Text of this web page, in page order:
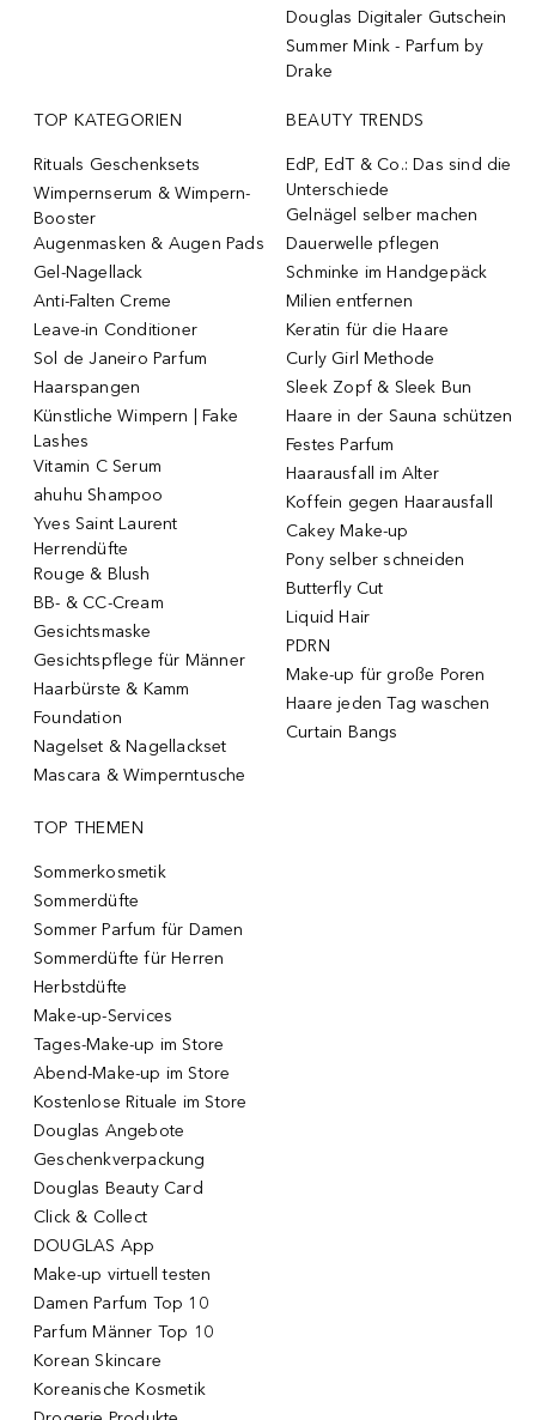
Douglas Digitaler Gutschein
Summer Mink - Parfum by
Drake
TOP KATEGORIEN
Rituals Geschenksets
Wimpernserum & Wimpern-
Booster
Augenmasken & Augen Pads
Gel-Nagellack
Anti-Falten Creme
Leave-in Conditioner
Sol de Janeiro Parfum
Haarspangen
Künstliche Wimpern | Fake
Lashes
Vitamin C Serum
ahuhu Shampoo
Yves Saint Laurent
Herrendüfte
Rouge & Blush
BB- & CC-Cream
Gesichtsmaske
Gesichtspflege für Männer
Haarbürste & Kamm
Foundation
Nagelset & Nagellackset
Mascara & Wimperntusche
BEAUTY TRENDS
EdP, EdT & Co.: Das sind die
Unterschiede
Gelnägel selber machen
Dauerwelle pflegen
Schminke im Handgepäck
Milien entfernen
Keratin für die Haare
Curly Girl Methode
Sleek Zopf & Sleek Bun
Haare in der Sauna schützen
Festes Parfum
Haarausfall im Alter
Koffein gegen Haarausfall
Cakey Make-up
Pony selber schneiden
Butterfly Cut
Liquid Hair
PDRN
Make-up für große Poren
Haare jeden Tag waschen
Curtain Bangs
TOP THEMEN
Sommerkosmetik
Sommerdüfte
Sommer Parfum für Damen
Sommerdüfte für Herren
Herbstdüfte
Make-up-Services
Tages-Make-up im Store
Abend-Make-up im Store
Kostenlose Rituale im Store
Douglas Angebote
Geschenkverpackung
Douglas Beauty Card
Click & Collect
DOUGLAS App
Make-up virtuell testen
Damen Parfum Top 10
Parfum Männer Top 10
Korean Skincare
Koreanische Kosmetik